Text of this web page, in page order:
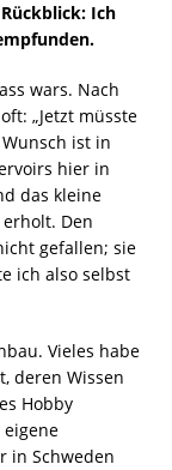
Ich
wars. Nach
„Jetzt müsste
ist in
hier in
das kleine
Den
gefallen; sie
ich also selbst
Vieles habe
deren Wissen
Hobby
in Schweden